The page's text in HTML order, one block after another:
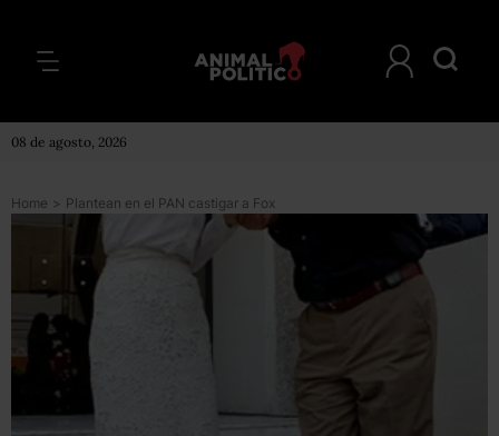
08 de agosto, 2026
Home > Plantean en el PAN castigar a Fox